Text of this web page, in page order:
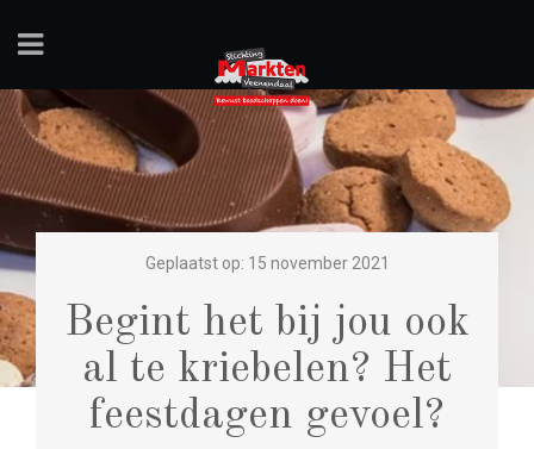
Geplaatst op: 15 november 2021
Begint het bij jou ook
al te kriebelen? Het
feestdagen gevoel?